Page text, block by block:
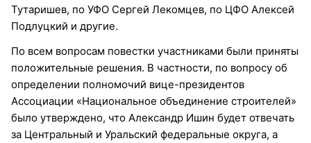
Тутаришев, по УФО Сергей Лекомцев, по ЦФО Алексей
Подлуцкий и другие.
По всем вопросам повестки участниками были приняты
положительные решения. В частности, по вопросу об
определении полномочий вице-президентов
Ассоциации «Национальное объединение строителей»
было утверждено, что Александр Ишин будет отвечать
за Центральный и Уральский федеральные округа, а